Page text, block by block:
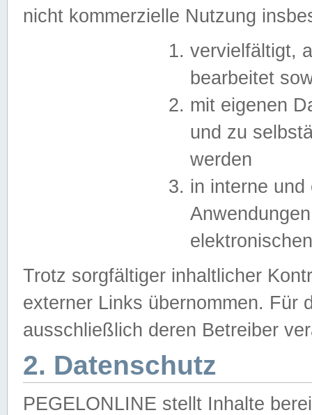
nicht kommerzielle Nutzung
vervielfältigt,
bearbeitet
mit eigenen
und zu
werden
in interne
Trotz sorgfältiger inhaltlicher
externer Links übernommen. Für
ausschließlich deren Betreiber
2. Datenschutz
PEGELONLINE stellt Inhalte